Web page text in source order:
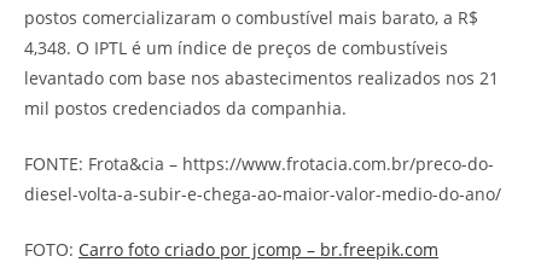
postos comercializaram o combustível mais barato, a R$
4,348. O IPTL é um índice de preços de combustíveis
levantado com base nos abastecimentos realizados nos 21
mil postos credenciados da companhia.
FONTE: Frota&cia – https://www.frotacia.com.br/preco-do-
diesel-volta-a-subir-e-chega-ao-maior-valor-medio-do-ano/
FOTO: Carro foto criado por jcomp – br.freepik.com